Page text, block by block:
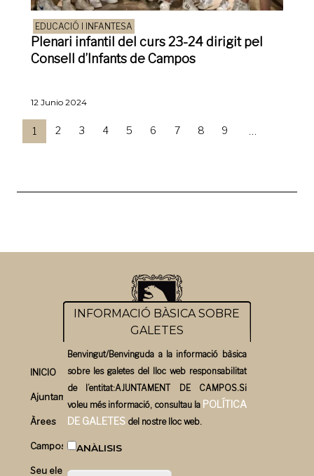
EDUCACIÓ I INFANTESA
Plenari infantil del curs 23-24 dirigit pel
Consell d’Infants de Campos
12 Junio 2024
Paginación
Página
actual
1 Page
2 Page
3 Page
4 Page
5 Page
6 Page
7 Page
8 Page
9 …
INICIO
Ajuntament
Àrees
Campos un bon pla
Seu electrònica
INFORMACIÓ BÀSICA SOBRE
GALETES
Benvingut/Benvinguda a la informació bàsica
sobre les galetes del lloc web responsabilitat
de l’entitat:AJUNTAMENT DE CAMPOS.Si
voleu més informació, consultau la POLÍTICA
DE GALETES del nostre lloc web.
ANÀLISIS